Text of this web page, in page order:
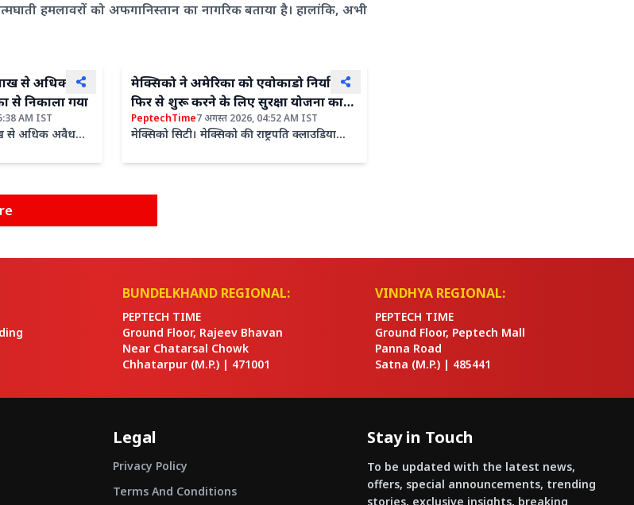
हमलावरों को अफगानिस्तान का नागरिक बताया है। हालांकि, अभी
से अधिक
से निकाला गया
AM IST
से अधिक अवैध
मेक्सिको ने अमेरिका को एवोकाडो निर्यात
फिर से शुरू करने के लिए सुरक्षा योजना का
किया ऐलान
PeptechTime7 अगस्त 2026, 04:52 AM IST
मेक्सिको सिटी। मेक्सिको की राष्ट्रपति क्लाउडिया
मिचोआकन राज्य में सुरक्षा...
BUNDELKHAND REGIONAL:
PEPTECH TIME
Ground Floor, Rajeev Bhavan
Near Chatarsal Chowk
Chhatarpur (M.P.) | 471001
VINDHYA REGIONAL:
PEPTECH TIME
Ground Floor, Peptech Mall
Panna Road
Satna (M.P.) | 485441
Legal
Privacy Policy
Terms And Conditions
Stay in Touch
To be updated with the latest news,
offers, special announcements, trending
stories, exclusive insights, breaking